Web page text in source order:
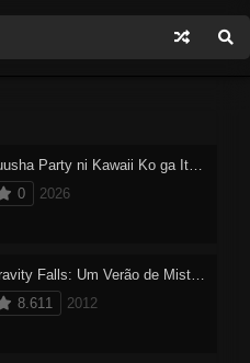
Yuusha Party ni Kawaii Ko ga Ita no de, Kokuhaku Shitemita
0
2026
Gravity Falls: Um Verão de Mistérios
8.611
2012